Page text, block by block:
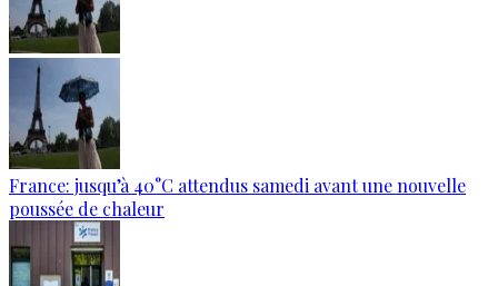
France: jusqu’à 40°C attendus samedi avant une nouvelle
poussée de chaleur